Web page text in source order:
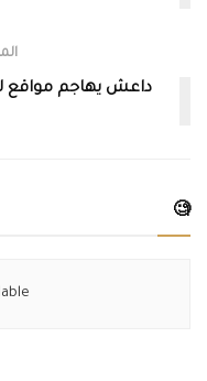
داعش يهاجم مواقع
🧐